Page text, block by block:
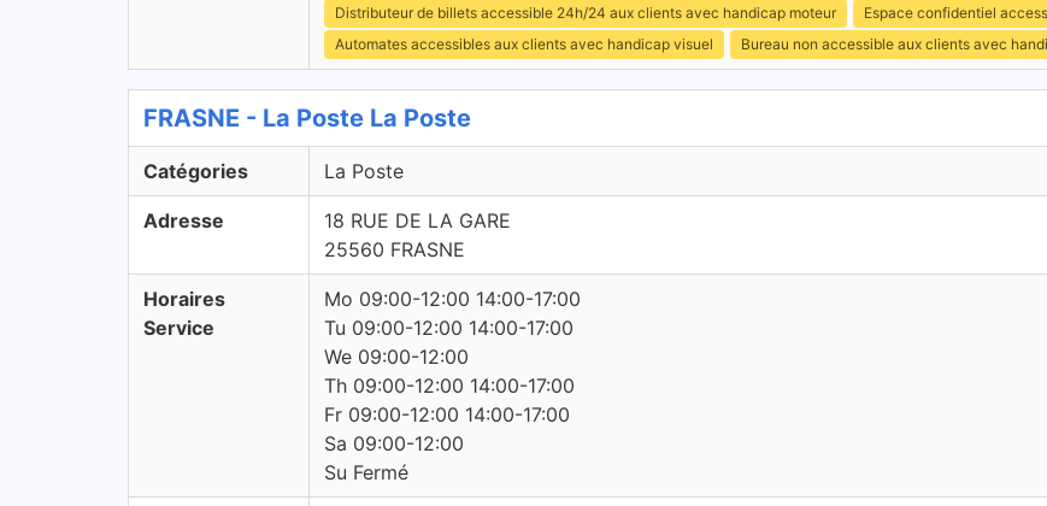
Distributeur de billets accessible 24h/24 aux clients avec handicap moteur
Espace confidentiel
Automates accessibles aux clients avec handicap visuel
Bureau non accessible aux clients avec
FRASNE - La Poste La Poste
Catégories La Poste
Adresse
18 RUE DE LA GARE
25560 FRASNE
Horaires
Service
Mo 09:00-12:00 14:00-17:00
Tu 09:00-12:00 14:00-17:00
We 09:00-12:00
Th 09:00-12:00 14:00-17:00
Fr 09:00-12:00 14:00-17:00
Sa 09:00-12:00
Su Fermé